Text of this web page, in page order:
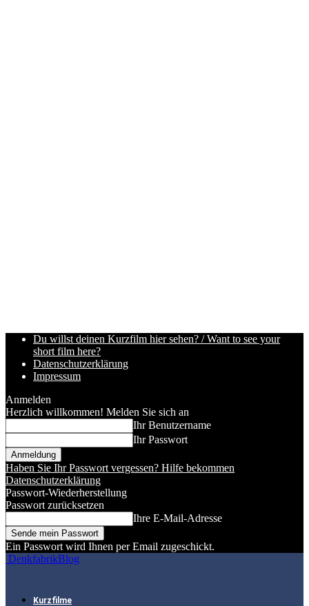
Du willst deinen Kurzfilm hier sehen? / Want to see your
short film here?
Datenschutzerklärung
Impressum
Anmelden
Herzlich willkommen! Melden Sie sich an
Ihr Benutzername
Ihr Passwort
Haben Sie Ihr Passwort vergessen? Hilfe bekommen
Datenschutzerklärung
Passwort-Wiederherstellung
Passwort zurücksetzen
Ihre E-Mail-Adresse
Ein Passwort wird Ihnen per Email zugeschickt.
DenkfabrikBlog
Kurzfilme